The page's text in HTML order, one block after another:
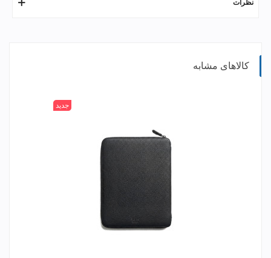
نظرات
کالاهای مشابه
جدید